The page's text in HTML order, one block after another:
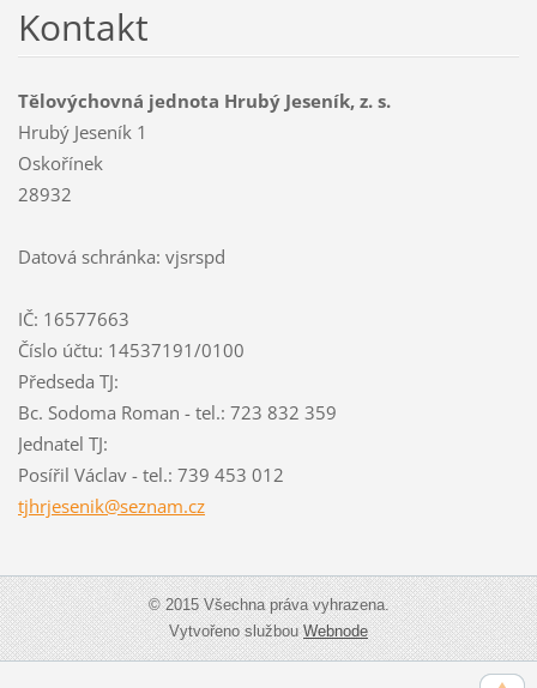
Kontakt
Tělovýchovná jednota Hrubý Jeseník, z. s.
Hrubý Jeseník 1
Oskořínek
28932
Datová schránka: vjsrspd
IČ: 16577663
Číslo účtu: 14537191/0100
Předseda TJ:
Bc. Sodoma Roman - tel.: 723 832 359
Jednatel TJ:
Posířil Václav - tel.: 739 453 012
tjhrjesenik@seznam.cz
© 2015 Všechna práva vyhrazena.
Vytvořeno službouWebnode